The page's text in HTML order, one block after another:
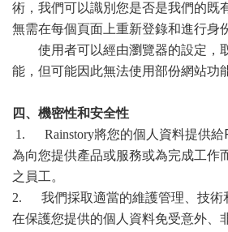
術，我們可以識別您是否是我們的既
無需在每個頁面上重新登錄和進行身
使用者可以經由瀏覽器的設定，
能，但可能因此無法使用部份網站功
四、機密性和安全性
1. Rainstory將您的個人資料提供給
為向您提供產品或服務或為完成工作
之員工。
2. 我們採取適當的維護管理、技術
在保護您提供的個人資料免受意外、